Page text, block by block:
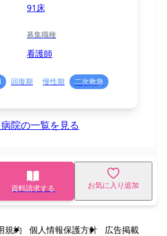
91床
募集職種
看護師
回復期 慢性期
二次救急
院の一覧を見る
資料請求する お気に入り追加
規約 個人情報保護方針
広告掲載